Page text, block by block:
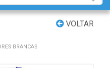
VOLTAR
BRANCAS